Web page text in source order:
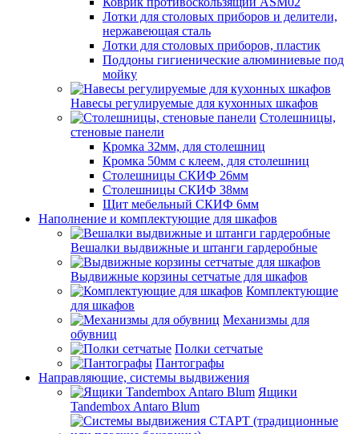
Лотки для столовых приборов и делители,
нержавеющая сталь
Лотки для столовых приборов, пластик
Поддоны гигиенические алюминиевые под
мойку
Навесы регулируемые для кухонных шкафов
Столешницы,
стеновые панели
Кромка 32мм, для столешниц
Кромка 50мм с клеем, для столешниц
Столешницы СКИФ 26мм
Столешницы СКИФ 38мм
Щит мебельный СКИФ 6мм
Наполнение и комплектующие для шкафов
Вешалки выдвижные и штанги гардеробные
Выдвижные корзины сетчатые для шкафов
Комплектующие
для шкафов
Механизмы для
обувниц
Полки сетчатые
Пантографы
Направляющие, системы выдвижения
Ящики
Tandembox Antaro Blum